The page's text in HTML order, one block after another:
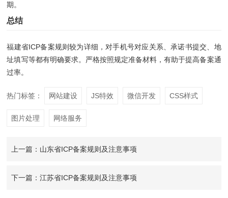
期。
总结
福建省ICP备案规则较为详细，对手机号对应关系、承诺书提交、地
址填写等都有明确要求。严格按照规定准备材料，有助于提高备案通
过率。
热门标签： 网站建设 JS特效 微信开发 CSS样式
图片处理 网络服务
上一篇：山东省ICP备案规则及注意事项
下一篇：江苏省ICP备案规则及注意事项